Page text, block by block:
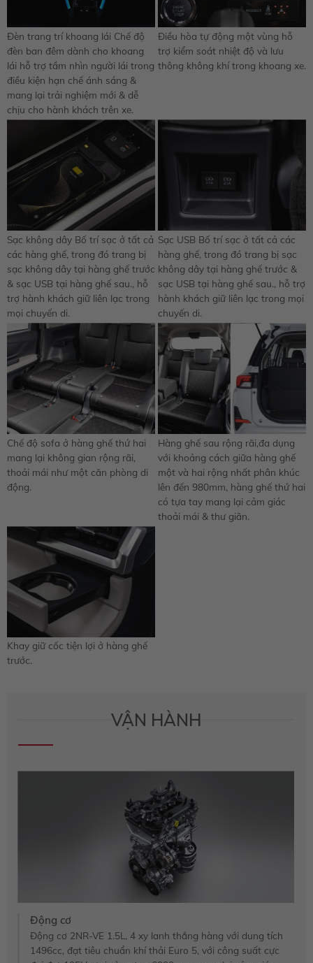
Đèn trang trí khoang lái Chế độ
đèn ban đêm dành cho khoang
lái hỗ trợ tầm nhìn người lái trong
điều kiện hạn chế ánh sáng &
mang lại trải nghiệm mới & dễ
chịu cho hành khách trên xe.
Điều hòa tự động một vùng hỗ
trợ kiểm soát nhiệt độ và lưu
thông không khí trong khoang xe.
Sạc không dây Bố trí sạc ở tất cả
các hàng ghế, trong đó trang bị
sạc không dây tại hàng ghế trước
& sạc USB tại hàng ghế sau., hỗ
trợ hành khách giữ liên lạc trong
mọi chuyến di.
Sạc USB Bố trí sạc ở tất cả các
hàng ghế, trong đó trang bị sạc
không dây tại hàng ghế trước &
sạc USB tại hàng ghế sau., hỗ trợ
hành khách giữ liên lạc trong mọi
chuyến di.
Chế độ sofa ở hàng ghế thứ hai
mang lại không gian rộng rãi,
thoải mái như một căn phòng di
động.
Hàng ghế sau rộng rãi,đa dụng
với khoảng cách giữa hàng ghế
một và hai rộng nhất phân khúc
lên đến 980mm, hàng ghế thứ hai
có tựa tay mang lại cảm giác
thoải mái & thư giãn.
Khay giữ cốc tiện lợi ở hàng ghế
trước.
VẬN HÀNH
Động cơ
Động cơ 2NR-VE 1.5L, 4 xy lanh thẳng hàng với dung tích
1496cc, đạt tiêu chuẩn khí thải Euro 5, với công suất cực